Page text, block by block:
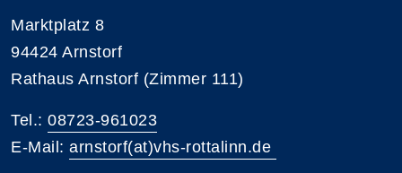
Marktplatz 8
94424 Arnstorf
Rathaus Arnstorf (Zimmer 111)
Tel.: 08723-961023
E-Mail: arnstorf(at)vhs-rottalinn.de